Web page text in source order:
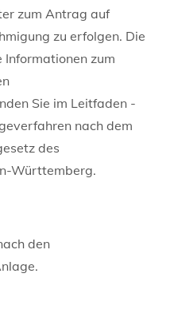
zum Antrag auf
zu erfolgen. Die
zum
Sie im Leitfaden -
nach dem
des
Württemberg.
den